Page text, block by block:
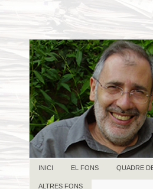
INICI EL FONS QUADRE
ALTRES FONS